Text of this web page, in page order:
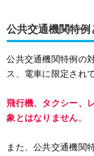
公共交通機関特例
公共交通機関特例の
ス、電車に限定され
飛行機、タクシー、
象とはなりません。
また、公共交通機関